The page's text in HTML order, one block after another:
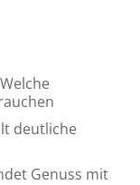
deutliche
Genuss mit